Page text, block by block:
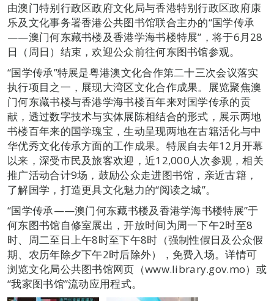
由澳门特别行政区政府文化局与香港特别行政区政府康
乐及文化事务署香港公共图书馆联合主办的“国学传承
——澳门何东藏书楼及香港学海书楼特展”，将于6月28
日（周日）结束，欢迎公众前往何东图书馆参观。
“国学传承”特展是粤港澳文化合作第二十三次会议落实
执行项目之一，展现大湾区文化合作成果。展览聚焦澳
门何东藏书楼与香港学海书楼百年来对国学传承的贡
献，透过数字技术与实体展陈相结合的形式，展示两地
书楼百年来的国学瑰宝，生动呈现两地在古籍活化与中
华优秀文化传承方面的工作成果。特展自去年12月开幕
以来，深受市民及旅客欢迎，近12,000人次参观，相关
推广活动合计9场，鼓励公众走进图书馆，亲近古籍，
了解国学，打造更具文化魅力的“阅读之城”。
“国学传承——澳门何东藏书楼及香港学海书楼特展”于
何东图书馆自修室展出，开放时间为周一下午2时至8
时、周二至日上午8时至下午8时（强制性假日及公众假
期、农历年除夕下午2时后除外），免费入场。详情可
浏览文化局公共图书馆网页（www.library.gov.mo）或
“我家图书馆”流动应用程式。